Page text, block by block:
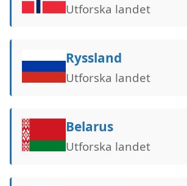
Utforska landet
Ryssland
Utforska landet
Belarus
Utforska landet